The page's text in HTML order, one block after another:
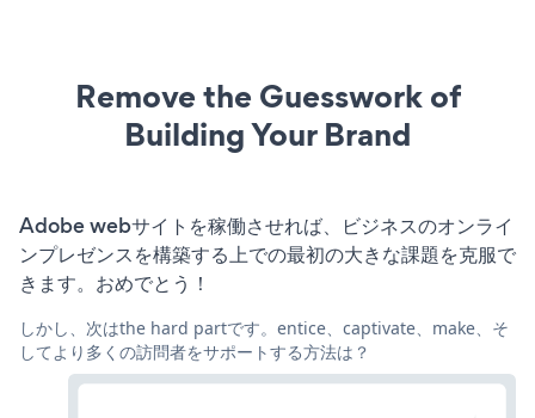
Remove the Guesswork of
Building Your Brand
Adobe webサイトを稼働させれば、ビジネスのオンライ
ンプレゼンスを構築する上での最初の大きな課題を克服で
きます。おめでとう！
しかし、次はthe hard partです。entice、captivate、make、そ
してより多くの訪問者をサポートする方法は？